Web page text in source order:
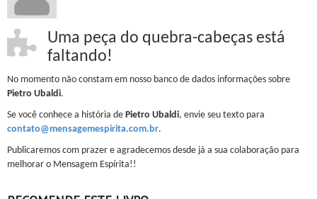
Uma peça do quebra-cabeças está
faltando!
No momento não constam em nosso banco de dados informações sobre
Pietro Ubaldi.
Se você conhece a história de Pietro Ubaldi, envie seu texto para
contato@mensagemespirita.com.br.
Publicaremos com prazer e agradecemos desde já a sua colaboração para
melhorar o Mensagem Espírita!!